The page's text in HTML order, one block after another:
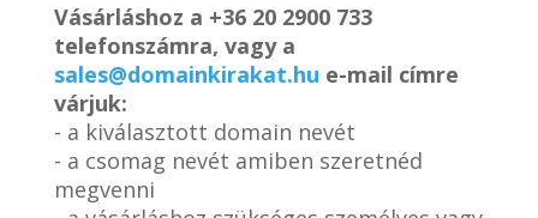
Vásárláshoz a +36 20 2900 733
telefonszámra, vagy a
sales@domainkirakat.hu e-mail címre
várjuk:
- a kiválasztott domain nevét
- a csomag nevét amiben szeretnéd
megvenni